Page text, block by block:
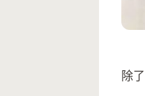
除